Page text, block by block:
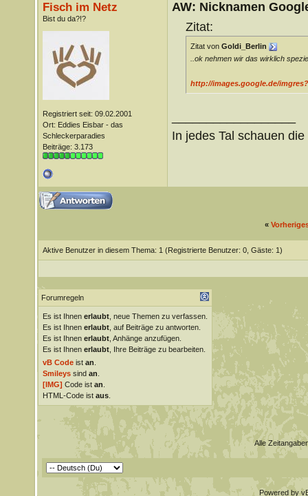
Fisch im Netz
Bist du da?!?
Registriert seit: 09.02.2001
Ort: Eddies Eisbar - das
Schleckerparadies
Beiträge: 3.173
AW: Nicknamen
Zitat:
Zitat von Goldi_Berlin
..ok nehmen wir das wirklich
http://images.google.de/
In jedes Tal schauen
«
Aktive Benutzer in diesem Thema: 1 (Registrierte Benutzer: 0, Gäste: 1)
Forumregeln
Es ist Ihnen erlaubt, neue Themen zu verfassen.
Es ist Ihnen erlaubt, auf Beiträge zu antworten.
Es ist Ihnen erlaubt, Anhänge anzufügen.
Es ist Ihnen erlaubt, Ihre Beiträge zu bearbeiten.
vB Codeist an
Smileyssind an
[IMG] Code ist an
HTML-Code ist aus.
Alle
Powered by